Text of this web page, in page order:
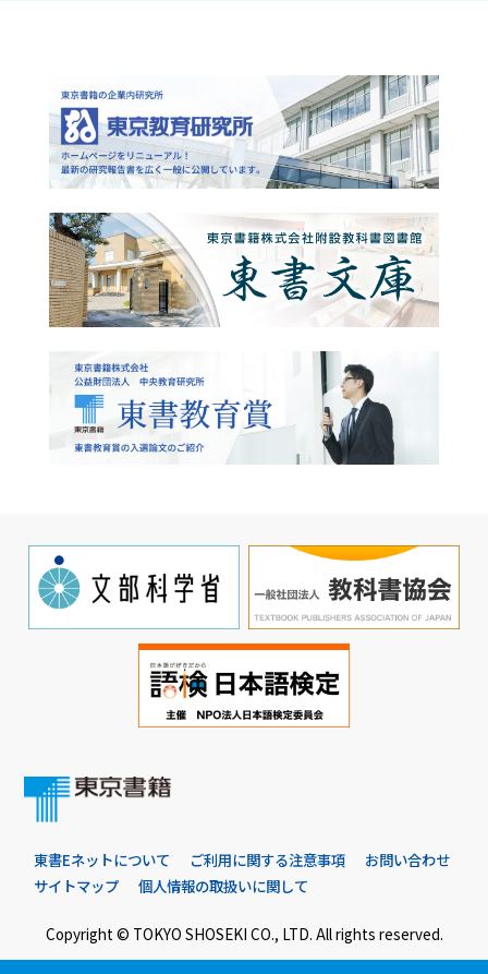
東書Eネットについて ご利用に関する注意事項
お問い合わせ
サイトマップ
個人情報の取扱いに関して
Copyright © TOKYO SHOSEKI CO., LTD. All rights reserved.